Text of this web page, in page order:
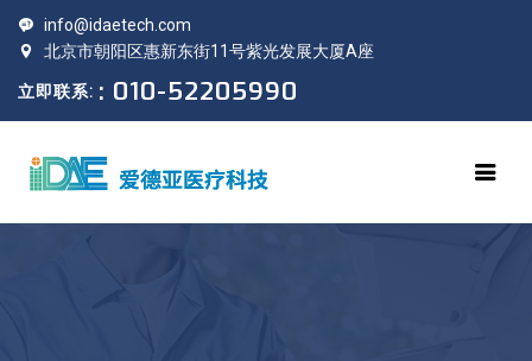
info@idaetech.com
北京市朝阳区惠新东街11号紫光发展大厦A座
立即联系: : 010-52205990